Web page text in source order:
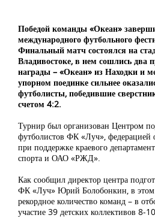
Победой команды «Океан»
международного футбольного
Финальный матч состоялся на
Владивостоке, в нем сошлись два
награды – «Океан» из Находки и
упорном поединке сильнее
футболисты, победившие
счетом 4:2.
Турнир был организован Центром
футболистов ФК «Луч», федерацией
при поддержке краевого
спорта и ОАО «РЖД».
Как сообщил директор центра
ФК «Луч» Юрий Болобонкин, в этом
рекордное количество команд – в
участие 39 детских коллективов 8-